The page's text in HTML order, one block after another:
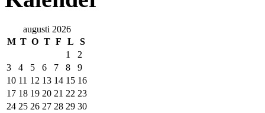
augusti 2026
M T O T F L
S
1
2
3
4 5 6 7 8
9
10 11 12 13 14 15 16
17 18 19 20 21 22 23
24 25 26 27 28 29 30